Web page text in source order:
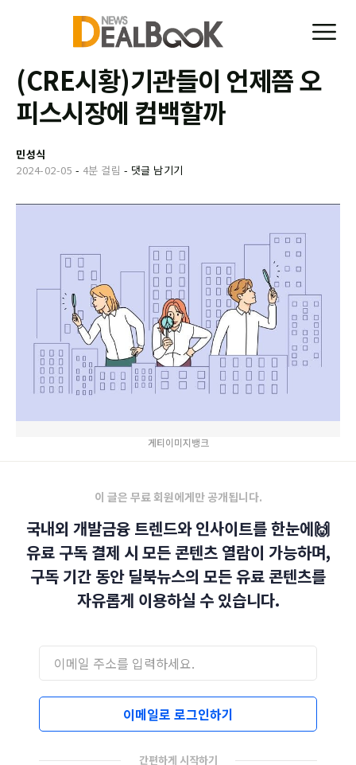
(CRE시황)기관들이 언제쯤 오
피스시장에 컴백할까
민성식
2024-02-05 - 4분 걸림 - 댓글 남기기
게티이미지뱅크
이 글은 무료 회원에게만 공개됩니다.
국내외 개발금융 트렌드와 인사이트를 한눈에🙌
유료 구독 결제 시 모든 콘텐츠 열람이 가능하며,
구독 기간 동안 딜북뉴스의 모든 유료 콘텐츠를
자유롭게 이용하실 수 있습니다.
이메일로 로그인하기
간편하게 시작하기